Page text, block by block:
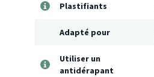
Plastifiants
Adapté pour
Utiliser un
antidérapant